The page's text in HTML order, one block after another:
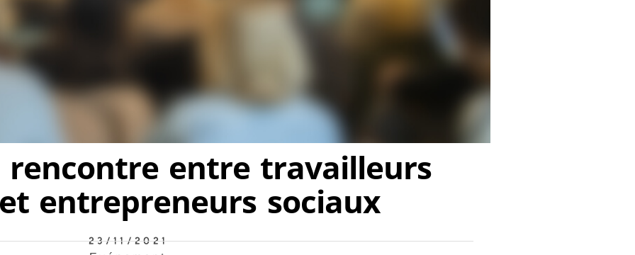
rencontre entre travailleurs
entrepreneurs sociaux
23/11/2021